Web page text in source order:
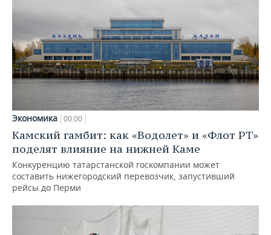
Экономика 00:00
Камский гамбит: как «Водолет» и «Флот РТ»
поделят влияние на нижней Каме
Конкуренцию татарстанской госкомпании может
составить нижегородский перевозчик, запустивший
рейсы до Перми